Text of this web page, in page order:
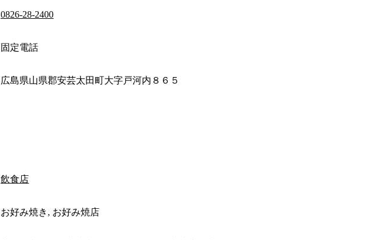
0826-28-2400
固定電話
広島県山県郡安芸太田町大字戸河内８６５
飲食店
お好み焼き, お好み焼店